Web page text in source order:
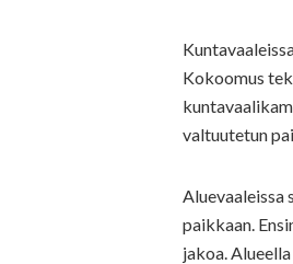
Kokoomus
valtuutetun
Aluevaaleissa
paikkaan.
jakoa.